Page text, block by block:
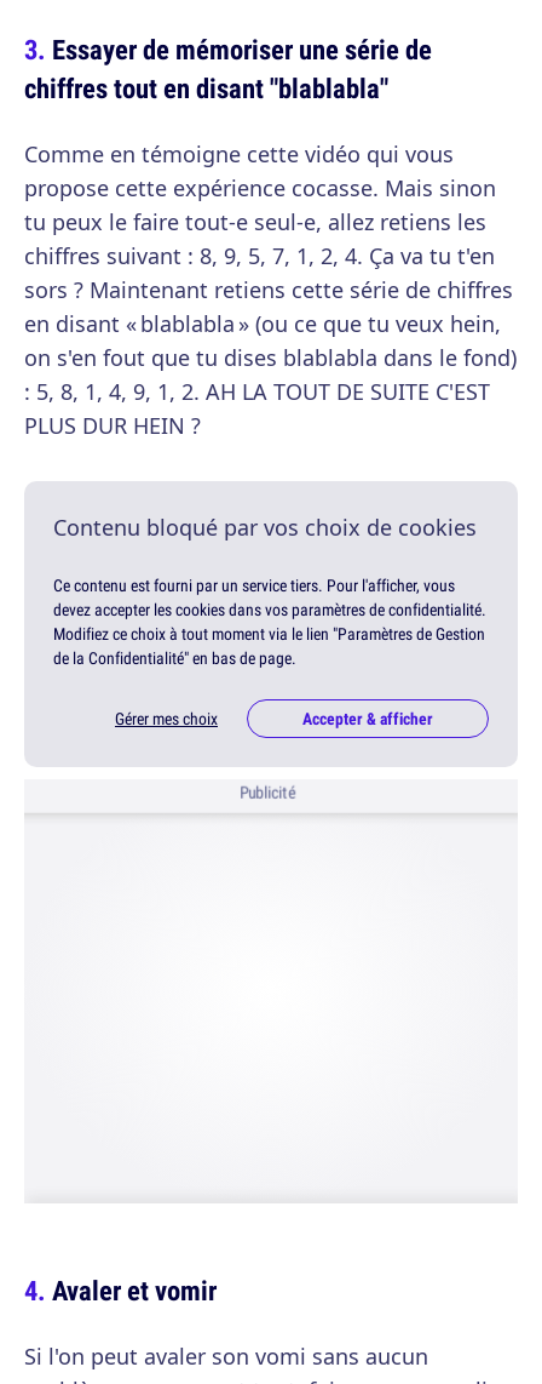
Essayer de mémoriser une série de
chiffres tout en disant "blablabla"
Comme en témoigne cette vidéo qui vous
propose cette expérience cocasse. Mais sinon
tu peux le faire tout-e seul-e, allez retiens les
chiffres suivant : 8, 9, 5, 7, 1, 2, 4. Ça va tu t'en
sors ? Maintenant retiens cette série de chiffres
en disant « blablabla » (ou ce que tu veux hein,
on s'en fout que tu dises blablabla dans le fond)
: 5, 8, 1, 4, 9, 1, 2. AH LA TOUT DE SUITE C'EST
PLUS DUR HEIN ?
Contenu bloqué par vos choix de cookies
Ce contenu est fourni par un service tiers. Pour l'afficher, vous
devez accepter les cookies dans vos paramètres de confidentialité.
Modifiez ce choix à tout moment via le lien "Paramètres de Gestion
de la Confidentialité" en bas de page.
Gérer mes choix Accepter & afficher
Publicité
Avaler et vomir
Si l'on peut avaler son vomi sans aucun